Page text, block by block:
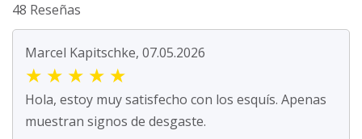
48 Reseñas
Marcel Kapitschke, 07.05.2026
★ ★ ★ ★ ★
Hola, estoy muy satisfecho con los esquís. Apenas
muestran signos de desgaste.